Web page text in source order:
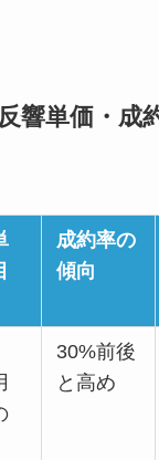
響単価・成
成約率の
傾向
30%前後
と高め